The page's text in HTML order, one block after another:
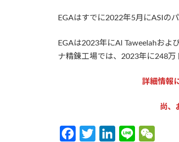
EGAはすでに2022年5月にASIの
EGAは2023年にAl Taweelahおよ
ナ精錬工場では、2023年に248万
詳細情報
尚、
Fa
T
Li
Li